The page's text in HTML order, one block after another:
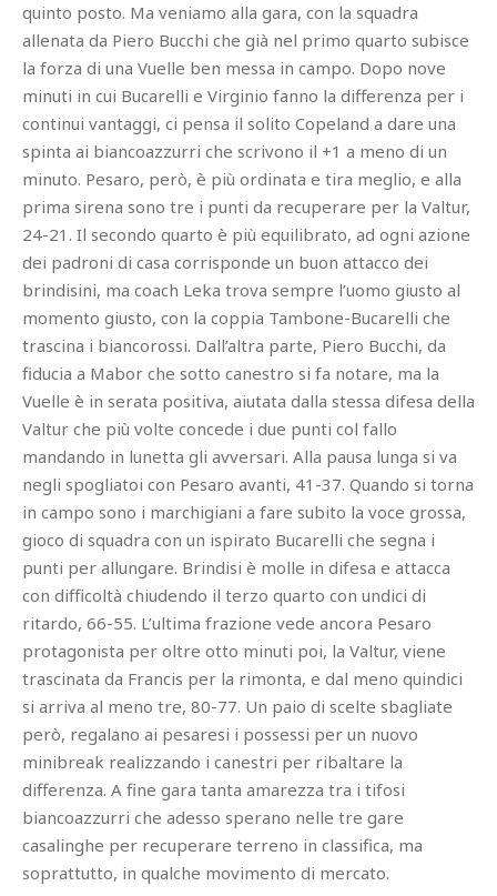
quinto posto. Ma veniamo alla gara, con la squadra
allenata da Piero Bucchi che già nel primo quarto subisce
la forza di una Vuelle ben messa in campo. Dopo nove
minuti in cui Bucarelli e Virginio fanno la differenza per i
continui vantaggi, ci pensa il solito Copeland a dare una
spinta ai biancoazzurri che scrivono il +1 a meno di un
minuto. Pesaro, però, è più ordinata e tira meglio, e alla
prima sirena sono tre i punti da recuperare per la Valtur,
24-21. Il secondo quarto è più equilibrato, ad ogni azione
dei padroni di casa corrisponde un buon attacco dei
brindisini, ma coach Leka trova sempre l’uomo giusto al
momento giusto, con la coppia Tambone-Bucarelli che
trascina i biancorossi. Dall’altra parte, Piero Bucchi, da
fiducia a Mabor che sotto canestro si fa notare, ma la
Vuelle è in serata positiva, aiutata dalla stessa difesa della
Valtur che più volte concede i due punti col fallo
mandando in lunetta gli avversari. Alla pausa lunga si va
negli spogliatoi con Pesaro avanti, 41-37. Quando si torna
in campo sono i marchigiani a fare subito la voce grossa,
gioco di squadra con un ispirato Bucarelli che segna i
punti per allungare. Brindisi è molle in difesa e attacca
con difficoltà chiudendo il terzo quarto con undici di
ritardo, 66-55. L’ultima frazione vede ancora Pesaro
protagonista per oltre otto minuti poi, la Valtur, viene
trascinata da Francis per la rimonta, e dal meno quindici
si arriva al meno tre, 80-77. Un paio di scelte sbagliate
però, regalano ai pesaresi i possessi per un nuovo
minibreak realizzando i canestri per ribaltare la
differenza. A fine gara tanta amarezza tra i tifosi
biancoazzurri che adesso sperano nelle tre gare
casalinghe per recuperare terreno in classifica, ma
soprattutto, in qualche movimento di mercato.